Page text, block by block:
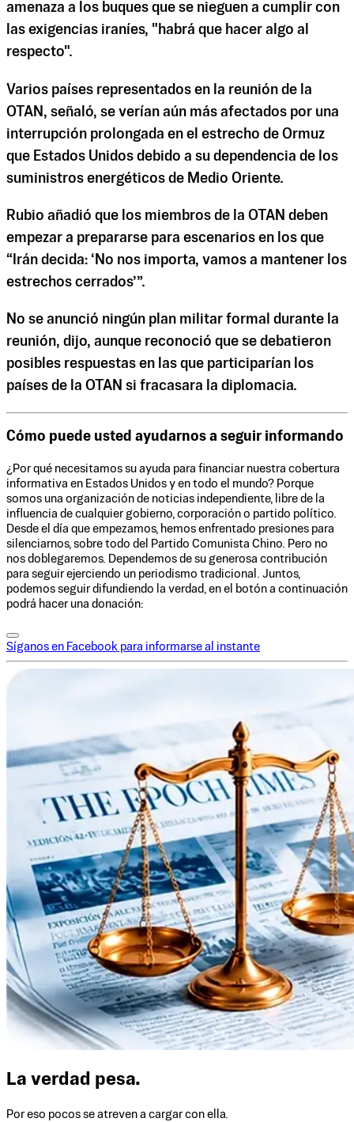
amenaza a los buques que se nieguen a cumplir con
las exigencias iraníes, "habrá que hacer algo al
respecto".
Varios países representados en la reunión de la
OTAN, señaló, se verían aún más afectados por una
interrupción prolongada en el estrecho de Ormuz
que Estados Unidos debido a su dependencia de los
suministros energéticos de Medio Oriente.
Rubio añadió que los miembros de la OTAN deben
empezar a prepararse para escenarios en los que
“Irán decida: ‘No nos importa, vamos a mantener los
estrechos cerrados’”.
No se anunció ningún plan militar formal durante la
reunión, dijo, aunque reconoció que se debatieron
posibles respuestas en las que participarían los
países de la OTAN si fracasara la diplomacia.
Cómo puede usted ayudarnos a seguir informando
¿Por qué necesitamos su ayuda para financiar nuestra cobertura
informativa en Estados Unidos y en todo el mundo? Porque
somos una organización de noticias independiente, libre de la
influencia de cualquier gobierno, corporación o partido político.
Desde el día que empezamos, hemos enfrentado presiones para
silenciarnos, sobre todo del Partido Comunista Chino. Pero no
nos doblegaremos. Dependemos de su generosa contribución
para seguir ejerciendo un periodismo tradicional. Juntos,
podemos seguir difundiendo la verdad, en el botón a continuación
podrá hacer una donación:
Síganos en Facebook para informarse al instante
La verdad pesa.
Por eso pocos se atreven a cargar con ella.